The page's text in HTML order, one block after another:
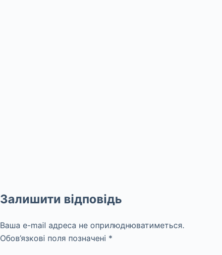
Залишити відповідь
Ваша e-mail адреса не оприлюднюватиметься.
Обов’язкові поля позначені *